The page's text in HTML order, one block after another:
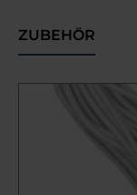
ZUBEHÖR